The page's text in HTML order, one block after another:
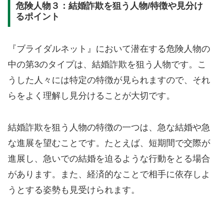
危険人物３：結婚詐欺を狙う人物/特徴や見分け
るポイント
『ブライダルネット』において潜在する危険人物の
中の第3のタイプは、結婚詐欺を狙う人物です。こ
うした人々には特定の特徴が見られますので、それ
らをよく理解し見分けることが大切です。
結婚詐欺を狙う人物の特徴の一つは、急な結婚や急
な進展を望むことです。たとえば、短期間で交際が
進展し、急いでの結婚を迫るような行動をとる場合
があります。また、経済的なことで相手に依存しよ
うとする姿勢も見受けられます。